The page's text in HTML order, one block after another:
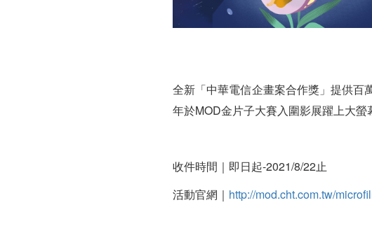
全新「中華電信企畫案合作獎」提供百
年於MOD金片子大賽入圍影展躍上大螢
收件時間｜即日起-2021/8/22止
活動官網｜ http://mod.cht.com.tw/